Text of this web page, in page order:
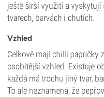
ještě širší využití a
tvarech, barvách i chutích.
Vzhled
Celkově mají chilli papričky
osobitější vzhled. Existuje
každá má trochu jiný tvar,
To ale neznamená, že